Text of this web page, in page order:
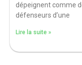
dépeignent comme
défenseurs d’une
Lire la suite »